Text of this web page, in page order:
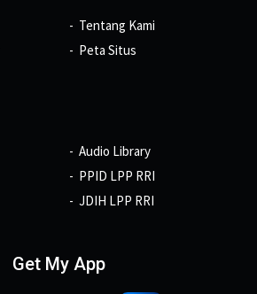
Tentang Kami
Peta Situs
Audio Library
PPID LPP RRI
JDIH LPP RRI
Get My App